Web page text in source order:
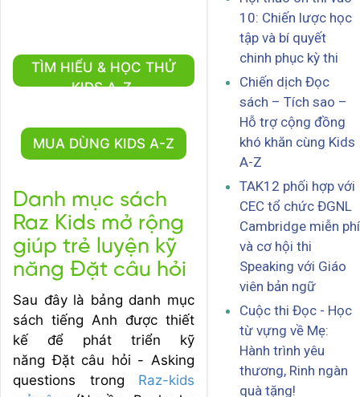
TÌM HIỂU & HỌC THỬ
KIDS A-Z
MUA DÙNG KIDS A-Z
Danh mục sách
Raz Kids mở rộng
giúp trẻ luyện kỹ
năng Đặt câu hỏi
Sau đây là bảng danh mục
sách tiếng Anh được thiết
kế để phát triển kỹ
năng Đặt câu hỏi - Asking
questions trong Raz-kids
10: Chiến lược học
tập và bí quyết
chinh phục kỳ thi
Chiến dịch Đọc
sách – Tích sao –
Hỗ trợ cộng đồng
khó khăn cùng Kids
A-Z
TAK12 phối hợp với
CEC tổ chức ĐGNL
Cambridge miễn phí
và cơ hội thi
Speaking với Giáo
viên bản ngữ
Cuộc thi Đọc - Học
từ vựng về Mẹ:
Hành trình yêu
thương, Rinh ngàn
quà tặng!